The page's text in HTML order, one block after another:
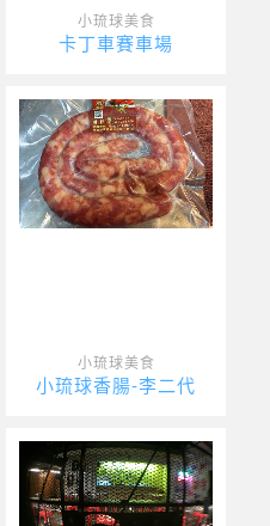
小琉球美食
卡丁車賽車場
小琉球美食
小琉球香腸-李二代